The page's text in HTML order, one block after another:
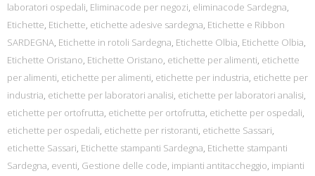
laboratori ospedali, Eliminacode per negozi, eliminacode Sardegna,
Etichette, Etichette, etichette adesive sardegna, Etichette e Ribbon
SARDEGNA, Etichette in rotoli Sardegna, Etichette Olbia, Etichette Olbia,
Etichette Oristano, Etichette Oristano, etichette per alimenti, etichette
per alimenti, etichette per alimenti, etichette per industria, etichette per
industria, etichette per laboratori analisi, etichette per laboratori analisi,
etichette per ortofrutta, etichette per ortofrutta, etichette per ospedali,
etichette per ospedali, etichette per ristoranti, etichette Sassari,
etichette Sassari, Etichette stampanti Sardegna, Etichette stampanti
Sardegna, eventi, Gestione delle code, impianti antitaccheggio, impianti